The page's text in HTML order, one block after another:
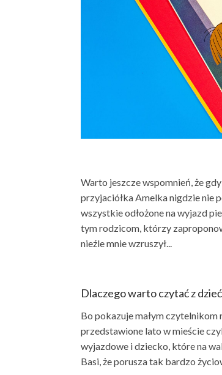
Warto jeszcze wspomnień, że
przyjaciółka Amelka nigdzie nie
wszystkie odłożone na wyjazd
tym rodzicom, którzy
nieźle mnie wzruszył...
Dlaczego warto czytać z
Bo pokazuje małym czytelnikom
przedstawione lato w mieście
wyjazdowe i dziecko, które na
Basi, że porusza tak bardzo